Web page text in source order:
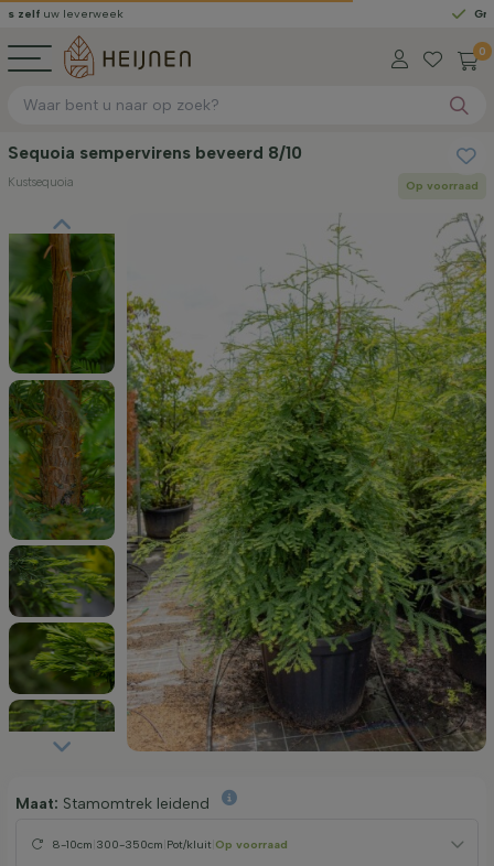
Gratis
0
Sequoia sempervirens beveerd 8/10
Kustsequoia Op voorraad
Maat: Stamomtrek leidend
8-10cm 300-350cm Pot/kluit Op voorraad